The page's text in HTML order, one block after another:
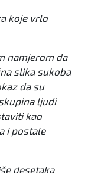
koje vrlo
namjerom da
slika sukoba
da su
ljudi
kao
i postale
desetaka